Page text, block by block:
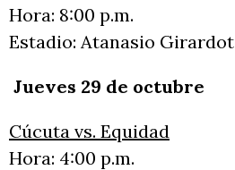
Hora: 8:00 p.m.
Estadio: Atanasio Girardot
Jueves 29 de octubre
Cúcuta vs. Equidad
Hora: 4:00 p.m.